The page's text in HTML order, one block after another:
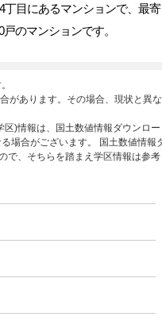
目にあるマンションで、最
のマンションです。
あります。その場合、現状と異な
)情報は、国土数値情報ダウン
場合がございます。 国土数値情
、そちらを踏まえ学区情報は参考